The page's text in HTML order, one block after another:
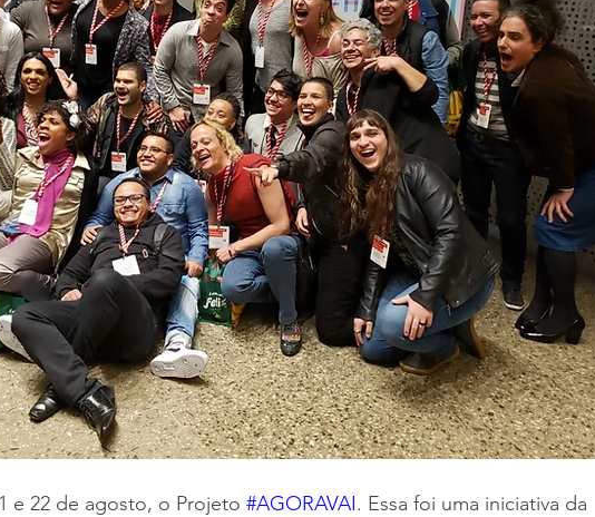
e 22 de agosto, o Projeto #AGORAVAI. Essa foi uma iniciativa da